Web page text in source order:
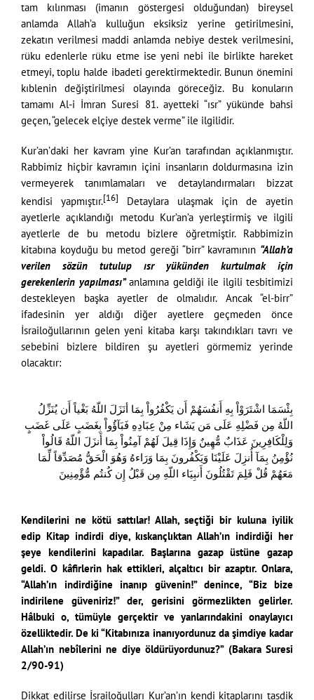
tam kılınması (imanın göstergesi olduğundan) bireysel
anlamda Allah’a kulluğun eksiksiz yerine getirilmesini,
zekatın verilmesi maddi anlamda nebiye destek verilmesini,
rüku edenlerle rüku etme ise yeni nebi ile birlikte hareket
etmeyi, toplu halde ibadeti gerektirmektedir. Bunun önemini
kıblenin değiştirilmesi olayında göreceğiz. Bu konuların
tamamı Al-i İmran Suresi 81. ayetteki “ısr” yükünde bahsi
geçen, “gelecek elçiye destek verme” ile ilgilidir.
Kur’an’daki her kavram yine Kur’an tarafından açıklanmıştır.
Rabbimiz hiçbir kavramın içini insanların doldurmasına izin
vermeyerek tanımlamaları ve detaylandırmaları bizzat
kendisi yapmıştır.[16]
Detaylara ulaşmak için de ayetin
ayetlerle açıklandığı metodu Kur’an’a yerleştirmiş ve ilgili
ayetlerle de bu metodu bizlere öğretmiştir. Rabbimizin
kitabına koyduğu bu metod gereği “birr” kavramının “Allah’a
verilen sözün tutulup ısr yükünden kurtulmak için
gerekenlerin yapılması”anlamına geldiği ile ilgili tesbitimizi
destekleyen başka ayetler de olmalıdır. Ancak “el-birr”
ifadesinin yer aldığı diğer ayetlere geçmeden önce
İsrailoğullarının gelen yeni kitaba karşı takındıkları tavrı ve
sebebini bizlere bildiren şu ayetleri görmemiz yerinde
olacaktır:
بِئْسَمَا اشْتَرَوْاْ بِهِ أَنفُسَهُمْ أَن يَكْفُرُواْ بِمَا أنَزَلَ اللّهُ بَغْياً أَن يُنَزِّلُ
اللّهُ مِن فَضْلِهِ عَلَى مَن يَشَاء مِنْ عِبَادِهِ فَبَآؤُواْ بِغَضَبٍ عَلَى غَضَبٍ
وَلِلْكَافِرِينَ عَذَابٌ مُّهِينٌ وَإِذَا قِيلَ لَهُمْ آمِنُواْ بِمَا أَنزَلَ اللّهُ قَالُواْ
نُؤْمِنُ بِمَآ أُنزِلَ عَلَيْنَا وَيَكْفُرونَ بِمَا وَرَاءهُ وَهُوَ الْحَقُّ مُصَدِّقاً لِّمَا
مَعَهُمْ قُلْ فَلِمَ تَقْتُلُونَ أَنبِيَاء اللّهِ مِن قَبْلُ إِن كُنتُم مُّؤْمِنِينَ
Kendilerini ne kötü sattılar! Allah, seçtiği bir kuluna iyilik
edip Kitap indirdi diye, kıskançlıktan Allah’ın indirdiği her
şeye kendilerini kapadılar. Başlarına gazap üstüne gazap
geldi. O kâfirlerin hak ettikleri, alçaltıcı bir azaptır. Onlara,
“Allah’ın indirdiğine inanıp güvenin!” denince, “Biz bize
indirilene güveniriz!” der, gerisini görmezlikten gelirler.
Hâlbuki o, tümüyle gerçektir ve yanlarındakini onaylayıcı
özelliktedir. De ki “Kitabınıza inanıyordunuz da şimdiye kadar
Allah’ın nebîlerini ne diye öldürüyordunuz?” (Bakara Suresi
2/90-91)
Dikkat edilirse İsrailoğulları Kur’an’ın kendi kitaplarını tasdik